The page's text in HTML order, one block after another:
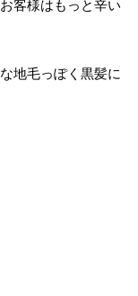
客様はもっと辛い
地毛っぽく黒髪に